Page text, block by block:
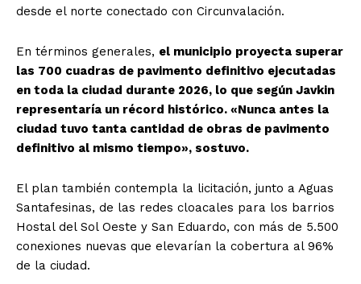
desde el norte conectado con Circunvalación.
En términos generales, el municipio proyecta superar
las 700 cuadras de pavimento definitivo ejecutadas
en toda la ciudad durante 2026, lo que según Javkin
representaría un récord histórico. «Nunca antes la
ciudad tuvo tanta cantidad de obras de pavimento
definitivo al mismo tiempo», sostuvo.
El plan también contempla la licitación, junto a Aguas
Santafesinas, de las redes cloacales para los barrios
Hostal del Sol Oeste y San Eduardo, con más de 5.500
conexiones nuevas que elevarían la cobertura al 96%
de la ciudad.